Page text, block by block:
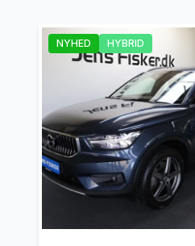
Elektrisk bagagerum
Fjernbetjent
Kørecomputer
Musikstreaming via
NYHED HYBRID